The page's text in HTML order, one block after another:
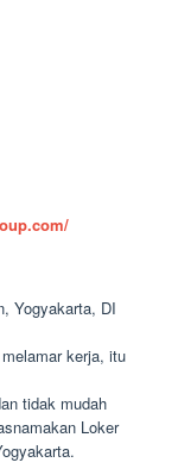
Yogyakarta, DI
kerja, itu
tidak mudah
Loker